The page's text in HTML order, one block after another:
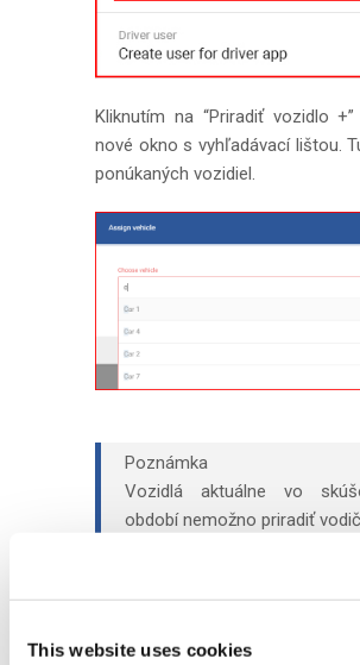
This website uses cookies
Kliknutím na “Priradiť vozidlo
nové okno s vyhľadávací lištou.
ponúkaných vozidiel.
Poznámka
Vozidlá aktuálne vo
období nemožno priradiť
Voľbu potvrdíte kliknutím na